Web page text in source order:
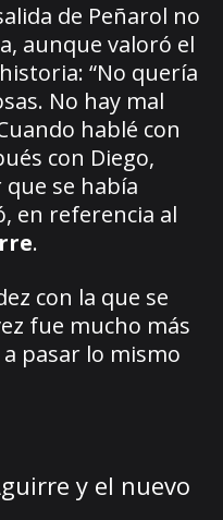
de Peñarol no
aunque valoró el
“No quería
No hay mal
hablé con
con Diego,
se había
en referencia al
.
con la que se
fue mucho más
pasar lo mismo
y el nuevo